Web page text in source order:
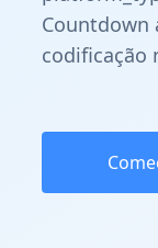
Countdown
codificação